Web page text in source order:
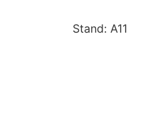
Stand: A11